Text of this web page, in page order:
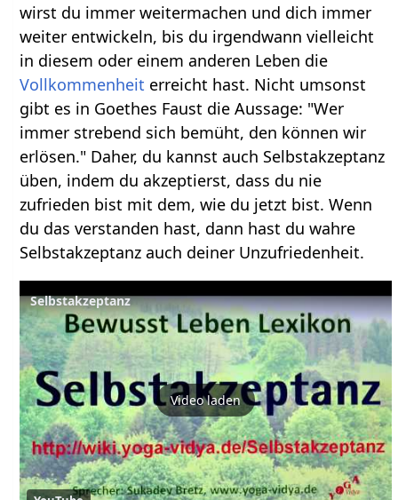
wirst du immer weitermachen und dich immer
weiter entwickeln, bis du irgendwann vielleicht
in diesem oder einem anderen Leben die
Vollkommenheit erreicht hast. Nicht umsonst
gibt es in Goethes Faust die Aussage: "Wer
immer strebend sich bemüht, den können wir
erlösen." Daher, du kannst auch Selbstakzeptanz
üben, indem du akzeptierst, dass du nie
zufrieden bist mit dem, wie du jetzt bist. Wenn
du das verstanden hast, dann hast du wahre
Selbstakzeptanz auch deiner Unzufriedenheit.
Selbstakzeptanz
Video laden